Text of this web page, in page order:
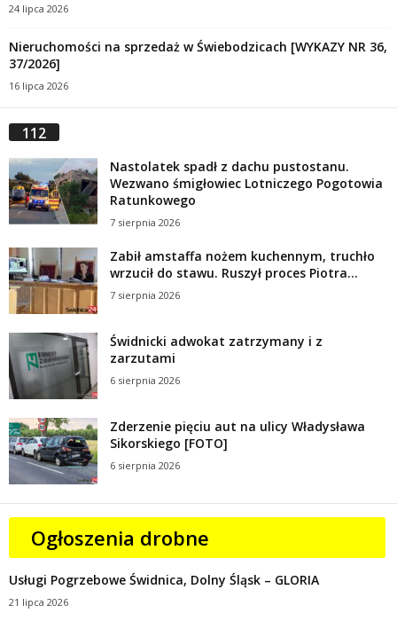
24 lipca 2026
Nieruchomości na sprzedaż w Świebodzicach [WYKAZY NR 36,
37/2026]
16 lipca 2026
112
Nastolatek spadł z dachu pustostanu.
Wezwano śmigłowiec Lotniczego Pogotowia
Ratunkowego
7 sierpnia 2026
Zabił amstaffa nożem kuchennym, truchło
wrzucił do stawu. Ruszył proces Piotra...
7 sierpnia 2026
Świdnicki adwokat zatrzymany i z
zarzutami
6 sierpnia 2026
Zderzenie pięciu aut na ulicy Władysława
Sikorskiego [FOTO]
6 sierpnia 2026
Ogłoszenia drobne
Usługi Pogrzebowe Świdnica, Dolny Śląsk – GLORIA
21 lipca 2026